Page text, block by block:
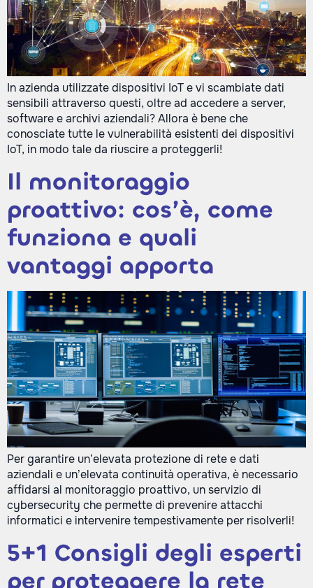
In azienda utilizzate dispositivi IoT e vi scambiate dati
sensibili attraverso questi, oltre ad accedere a server,
software e archivi aziendali? Allora è bene che
conosciate tutte le vulnerabilità esistenti dei dispositivi
IoT, in modo tale da riuscire a proteggerli!
Il monitoraggio
proattivo: cos’è, come
funziona e quali
vantaggi apporta
Per garantire un’elevata protezione di rete e dati
aziendali e un’elevata continuità operativa, è necessario
affidarsi al monitoraggio proattivo, un servizio di
cybersecurity che permette di prevenire attacchi
informatici e intervenire tempestivamente per risolverli!
5+1 Consigli degli esperti
per proteggere la rete